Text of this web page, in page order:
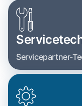
Servicepartner-